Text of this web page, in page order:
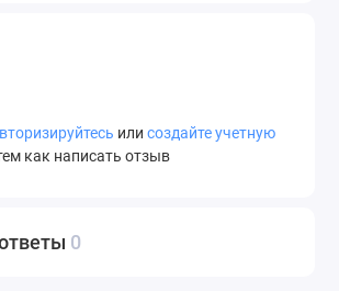
или создайте учетную
как написать отзыв
0